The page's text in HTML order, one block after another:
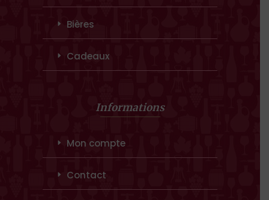
Bières
Cadeaux
Informations
Mon compte
Contact